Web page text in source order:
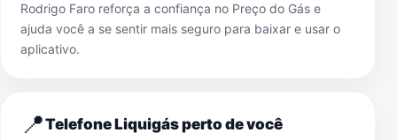
Rodrigo Faro reforça a confiança no Preço do Gás e
ajuda você a se sentir mais seguro para baixar e usar o
aplicativo.
📍Telefone Liquigás perto de você